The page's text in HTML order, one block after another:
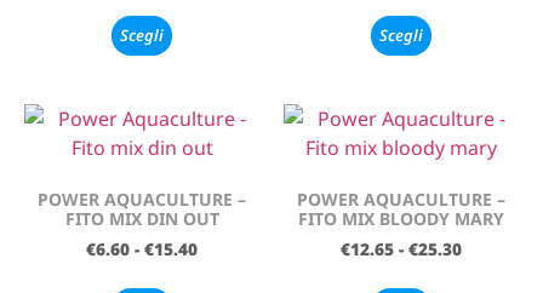
Scegli Scegli
POWER AQUACULTURE –
FITO MIX DIN OUT
€6.60 - €15.40
POWER AQUACULTURE –
FITO MIX BLOODY MARY
€12.65 - €25.30